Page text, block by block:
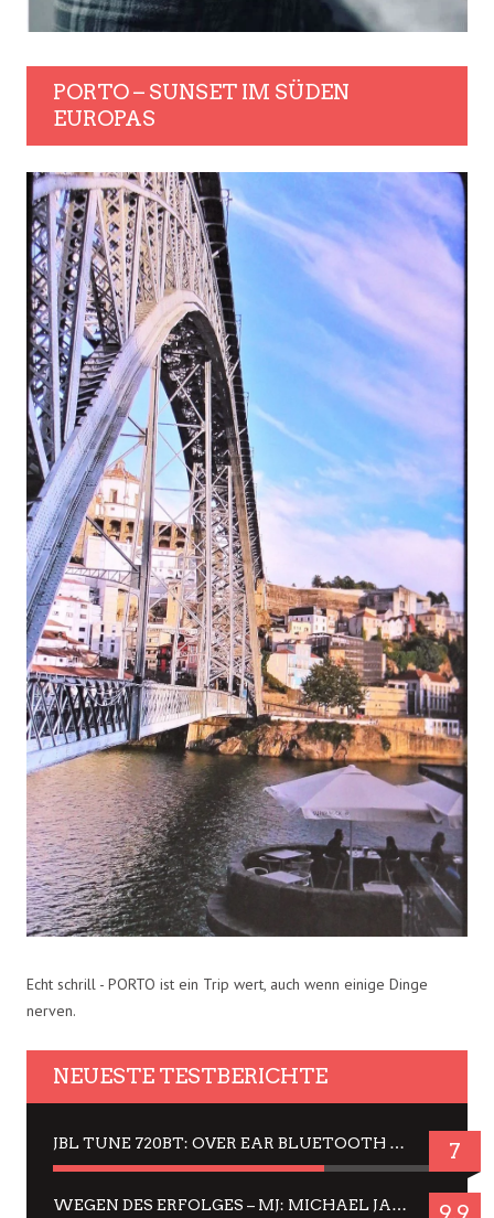
PORTO – SUNSET IM SÜDEN
EUROPAS
Echt schrill - PORTO ist ein Trip wert, auch wenn einige Dinge
nerven.
NEUESTE TESTBERICHTE
JBL TUNE 720BT: OVER EAR BLUETOOTH KOPFHÖRER UM DIE 50,-€ IM DAUER-TEST 7
WEGEN DES ERFOLGES – MJ: MICHAEL JACKSON MUSICAL IN EINER MATINEE SEHEN